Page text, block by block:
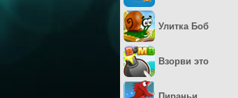
Улитка Боб
Взорви это